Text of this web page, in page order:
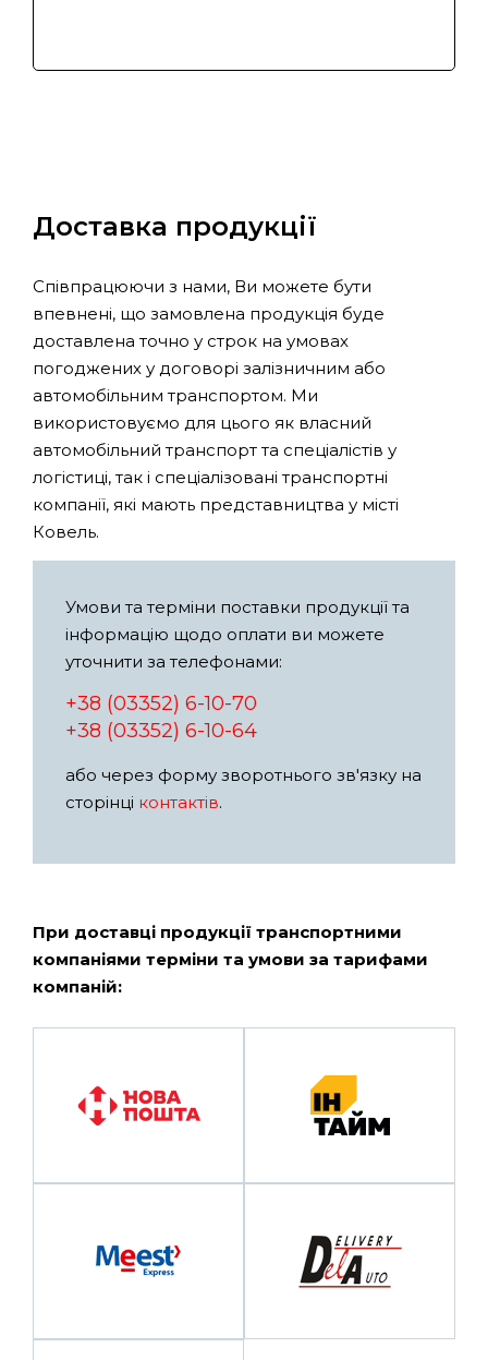
Доставка продукції
Співпрацюючи з нами, Ви можете бути
впевнені, що замовлена продукція буде
доставлена точно у строк на умовах
погоджених у договорі залізничним або
автомобільним транспортом. Ми
використовуємо для цього як власний
автомобільний транспорт та спеціалістів у
логістиці, так і спеціалізовані транспортні
компанії, які мають представництва у місті
Ковель.
Умови та терміни поставки продукції та
інформацію щодо оплати ви можете
уточнити за телефонами:
+38 (03352) 6-10-70
+38 (03352) 6-10-64
або через форму зворотнього зв'язку на
сторінці контактів.
При доставці продукції транспортними
компаніями терміни та умови за тарифами
компаній: